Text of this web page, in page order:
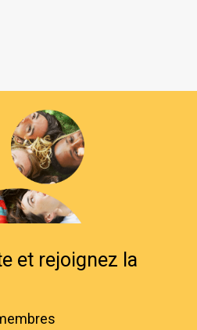
et rejoignez la